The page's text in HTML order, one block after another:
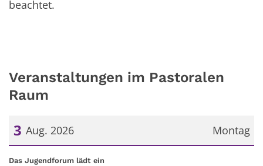
beachtet.
Veranstaltungen im Pastoralen
Raum
Montag
3 Aug. 2026
Datum: 3. August 2026
Das Jugendforum lädt ein